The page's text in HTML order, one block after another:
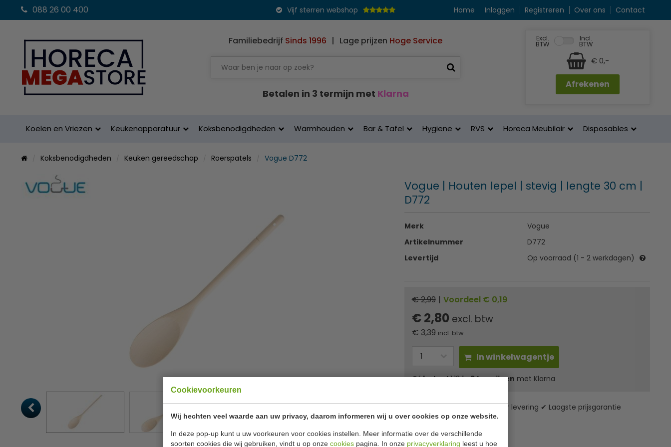
Cookievoorkeuren
Wij hechten veel waarde aan uw privacy, daarom informeren wij u over cookies op onze website.
In deze pop-up kunt u uw voorkeuren voor cookies instellen. Meer informatie over de verschillende
soorten cookies die wij gebruiken, vindt u op onze cookies pagina. In onze privacyverklaring leest u hoe
088 26 00 400 Vijf sterren webshop Home Inloggen Registreren Over ons Contact
Familiebedrijf Sinds 1996 | Lage prijzen Hoge Service
Betalen in 3 termijn met Klarna
Excl.
BTW
Incl.
BTW
€ 0,-
Afrekenen
Koelen en Vriezen Keukenapparatuur Koksbenodigdheden Warmhouden Bar & Tafel Hygiene RVS Horeca Meubilair Disposables
Koksbenodigdheden Keuken gereedschap Roerspatels Vogue D772
Vogue | Houten lepel | stevig | lengte 30 cm |
D772
Merk
Vogue
Artikelnummer
D772
Levertijd
Op voorraad (1 - 2 werkdagen)
€ 2,99 | Voordeel € 0,19
€ 2,80 excl. btw
€ 3,39 incl. btw
In winkelwagentje
Ofbetaal1,13in 3 termijnen met Klarna
✔ Gratis verzending* ✔ 24 uur levering ✔ Laagste prijsgarantie